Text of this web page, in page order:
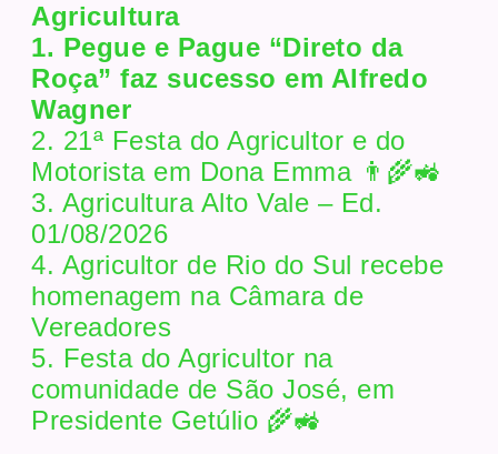
Agricultura
1. Pegue e Pague “Direto da
Roça” faz sucesso em Alfredo
Wagner
2. 21ª Festa do Agricultor e do
Motorista em Dona Emma 👨‍🌾🚜
3. Agricultura Alto Vale – Ed.
01/08/2026
4. Agricultor de Rio do Sul recebe
homenagem na Câmara de
Vereadores
5. Festa do Agricultor na
comunidade de São José, em
Presidente Getúlio 🌾🚜